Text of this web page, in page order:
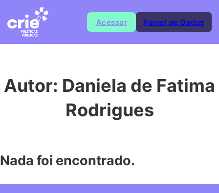
Acessar Painel de Dados
Autor: Daniela de Fatima
Rodrigues
Nada foi encontrado.